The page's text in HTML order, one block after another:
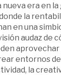
nueva era en
la
en una
audaz de
aprovechar
entornos
la